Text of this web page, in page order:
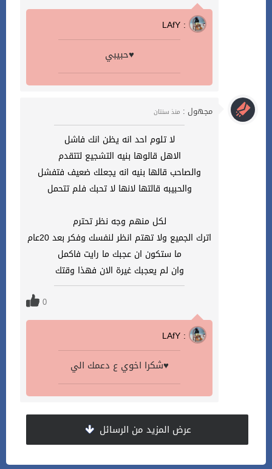
LAfY :
حبيبي♥️
مجهول : منذ سنتان
لا تلوم احد انه يظن انك فاشل
الاهل قالوها بنيه التشجيع لتتقدم
والصاحب قالها بنيه انه يجعلك ضعيف فتفشل
والحبيبه قالتها لانها لا تحبك فلم تتحمل
لكل منهم وجه نظر تحترم
اترك الجميع ولا تهتم انظر لنفسك وفكر بعد 20عام
ما ستكون ان عجبك ما رايت فاكمل
وان لم يعجبك غيرة الان فهذا وقتك
0
LAfY :
شكرا اخوي ع دعمك الي♥️
عرض المزيد من الرسائل